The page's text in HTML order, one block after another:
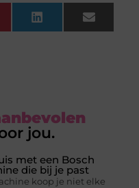
LinkedInEmail
jou.
met een Bosch
die bij je past
koop je niet elke